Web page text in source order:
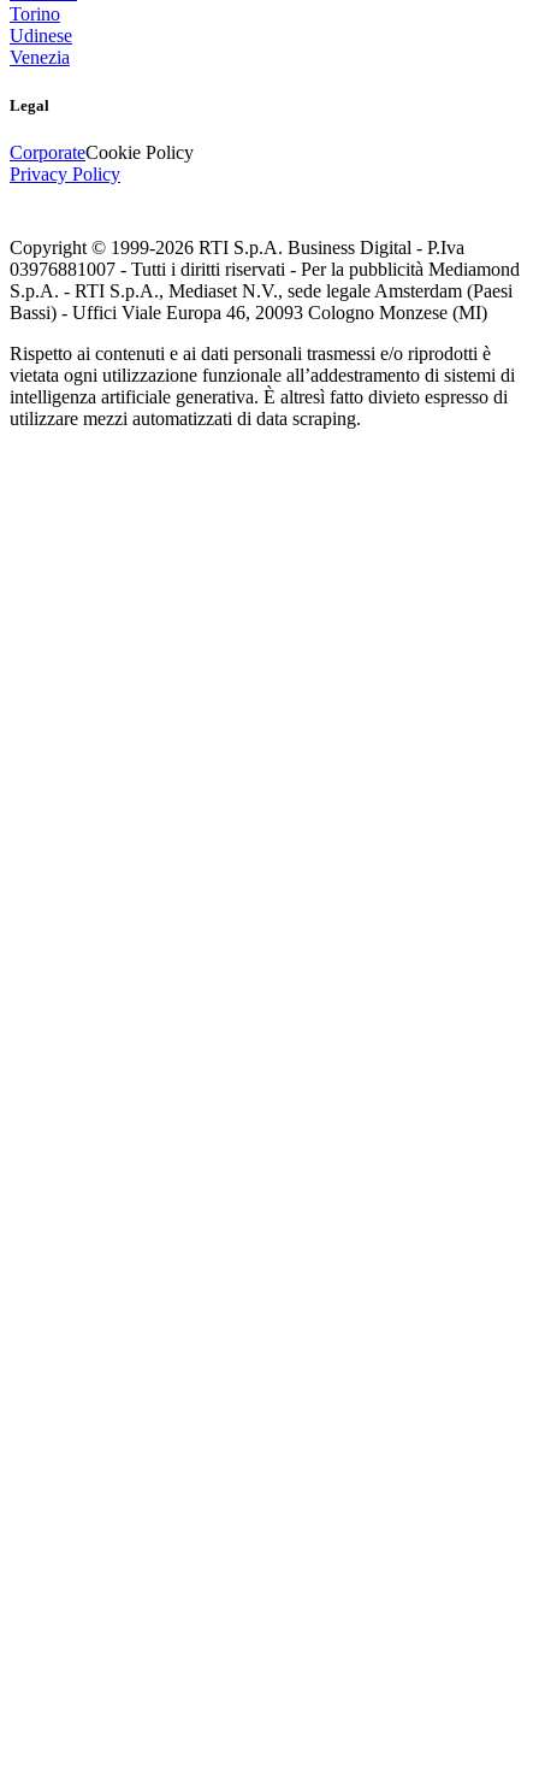
Torino
Udinese
Venezia
Legal
CorporateCookie Policy
Privacy Policy
Copyright © 1999-2026 RTI S.p.A. Business Digital - P.Iva
03976881007 - Tutti i diritti riservati - Per la pubblicità Mediamond
S.p.A. - RTI S.p.A., Mediaset N.V., sede legale Amsterdam (Paesi
Bassi) - Uffici Viale Europa 46, 20093 Cologno Monzese (MI)
Rispetto ai contenuti e ai dati personali trasmessi e/o riprodotti è
vietata ogni utilizzazione funzionale all’addestramento di sistemi di
intelligenza artificiale generativa. È altresì fatto divieto espresso di
utilizzare mezzi automatizzati di data scraping.